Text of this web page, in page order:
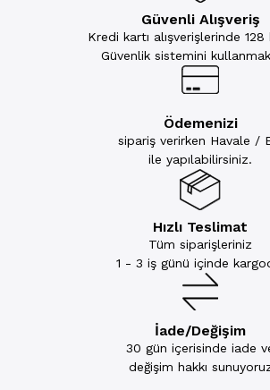
Güvenli Alışveriş
Kredi kartı alışverişlerinde 128
Güvenlik sistemini
Ödemenizi
sipariş verirken Havale /
ile yapılabilirsiniz.
Hızlı Teslimat
Tüm siparişleriniz
1 - 3 iş günü içinde
İade/Değişim
30 gün içerisinde iade
değişim hakkı